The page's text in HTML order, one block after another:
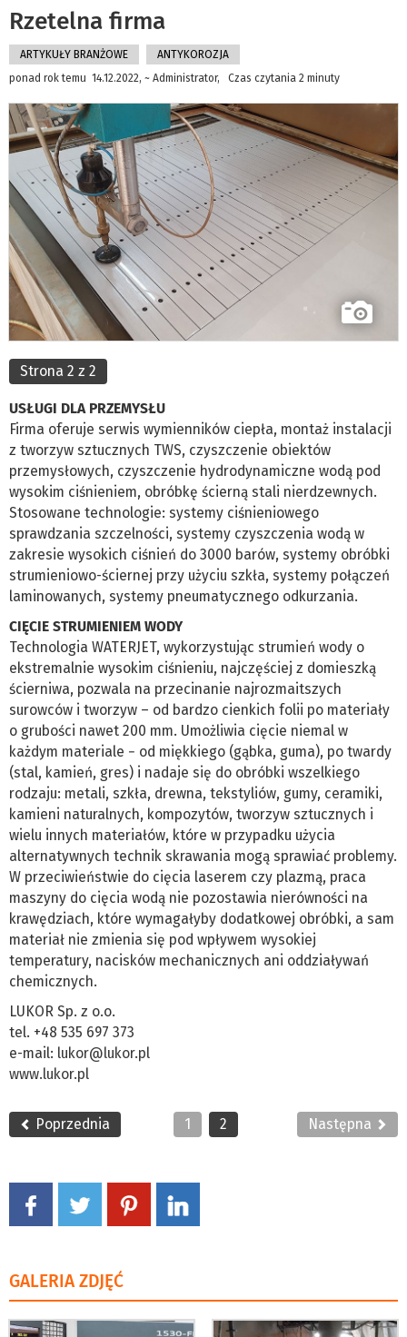
Rzetelna firma
ARTYKUŁY BRANŻOWE
ANTYKOROZJA
ponad rok temu 14.12.2022, ~ Administrator, Czas czytania 2 minuty
Strona 2 z 2
USŁUGI DLA PRZEMYSŁU
Firma oferuje serwis wymienników ciepła, montaż instalacji
z tworzyw sztucznych TWS, czyszczenie obiektów
przemysłowych, czyszczenie hydrodynamiczne wodą pod
wysokim ciśnieniem, obróbkę ścierną stali nierdzewnych.
Stosowane technologie: systemy ciśnieniowego
sprawdzania szczelności, systemy czyszczenia wodą w
zakresie wysokich ciśnień do 3000 barów, systemy obróbki
strumieniowo-ściernej przy użyciu szkła, systemy połączeń
laminowanych, systemy pneumatycznego odkurzania.
CIĘCIE STRUMIENIEM WODY
Technologia WATERJET, wykorzystując strumień wody o
ekstremalnie wysokim ciśnieniu, najczęściej z domieszką
ścierniwa, pozwala na przecinanie najrozmaitszych
surowców i tworzyw – od bardzo cienkich folii po materiały
o grubości nawet 200 mm. Umożliwia cięcie niemal w
każdym materiale − od miękkiego (gąbka, guma), po twardy
(stal, kamień, gres) i nadaje się do obróbki wszelkiego
rodzaju: metali, szkła, drewna, tekstyliów, gumy, ceramiki,
kamieni naturalnych, kompozytów, tworzyw sztucznych i
wielu innych materiałów, które w przypadku użycia
alternatywnych technik skrawania mogą sprawiać problemy.
W przeciwieństwie do cięcia laserem czy plazmą, praca
maszyny do cięcia wodą nie pozostawia nierówności na
krawędziach, które wymagałyby dodatkowej obróbki, a sam
materiał nie zmienia się pod wpływem wysokiej
temperatury, nacisków mechanicznych ani oddziaływań
chemicznych.
LUKOR Sp. z o.o.
tel. +48 535 697 373
e-mail: lukor@lukor.pl
www.lukor.pl
Poprzednia 1 2 Następna
GALERIA ZDJĘĆ